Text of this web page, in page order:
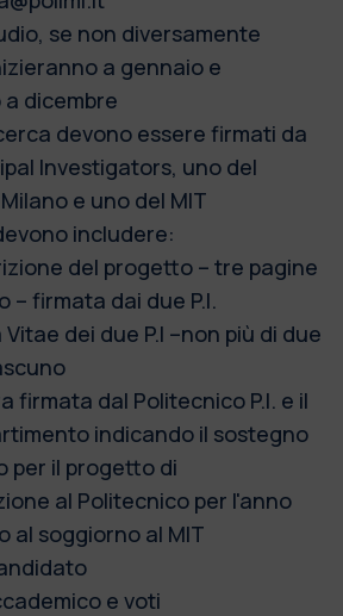
se non diversamente
a gennaio e
dicembre
devono essere firmati da
Investigators, uno del
e uno del MIT
includere:
del progetto – tre pagine
– firmata dai due P.I.
dei due P.I –non più di due
firmata dal Politecnico P.I. e il
indicando il sostegno
per il progetto di
al Politecnico per l'anno
al soggiorno al MIT
e voti